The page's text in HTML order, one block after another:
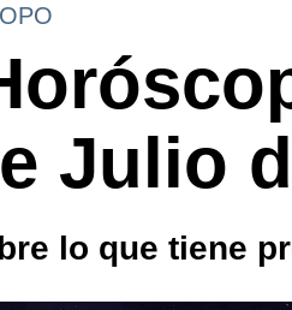
Julio
lo que tiene